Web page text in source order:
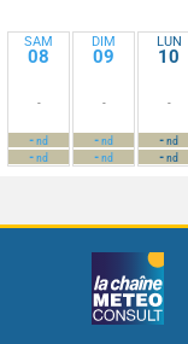
SAM
08
-
-nd
-nd
DIM
09
-
-nd
-nd
LUN
10
-
-nd
-nd